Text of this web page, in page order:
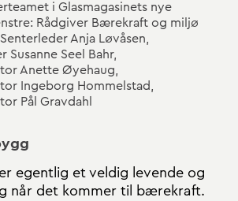
i Glasmagasinets nye
Rådgiver Bærekraft og miljø
Anja Løvåsen,
Susanne Seel Bahr,
Anette Øyehaug,
Ingeborg Hommelstad,
Pål Gravdahl
egentlig et veldig levende og
når det kommer til bærekraft.